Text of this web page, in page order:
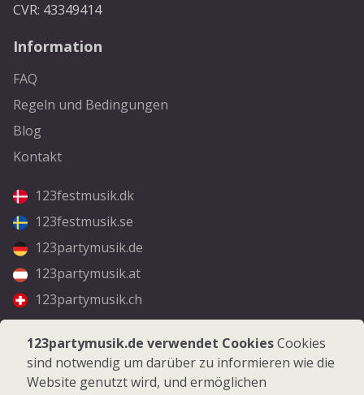
CVR: 43349414
Information
FAQ
Regeln und Bedingungen
Blog
Kontakt
123festmusik.dk
123festmusik.se
123partymusik.de
123partymusik.at
123partymusik.ch
Folgen Sie uns
Facebook
123partymusik.de verwendet CookiesCookies
sind notwendig um darüber zu informieren wie die
Website genutzt wird, und ermöglichen